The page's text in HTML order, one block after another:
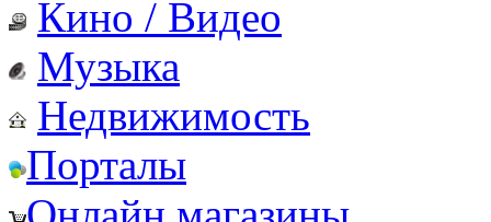
Кино / Видео
Музыка
Недвижимость
Порталы